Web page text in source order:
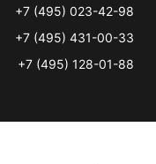
+7 (495) 023-42-98
+7 (495) 431-00-33
+7 (495) 128-01-88